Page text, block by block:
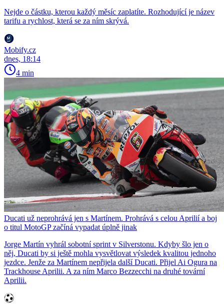
Nejde o částku, kterou každý měsíc zaplatíte. Rozhodující je název
tarifu a rychlost, která se za ním skrývá.
Mobify.cz
dnes, 18:14
4 min
Ducati už neprohrává jen s Martínem. Prohrává s celou Aprilií a boj
o titul MotoGP začíná vypadat úplně jinak
Jorge Martín vyhrál sobotní sprint v Silverstonu. Kdyby šlo jen o
něj, Ducati by si ještě mohla vysvětlovat výsledek kvalitou jednoho
jezdce. Jenže za Martínem nepřijela další Ducati. Přijel Ai Ogura na
Trackhouse Aprilii. A za ním Marco Bezzecchi na druhé tovární
Aprilii.